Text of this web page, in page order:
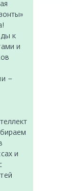
к
и
–
и